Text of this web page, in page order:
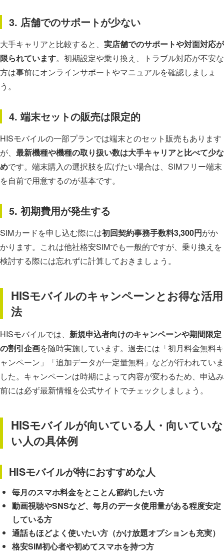
3. 店舗でのサポートが少ない
大手キャリアと比較すると、 実店舗でのサポートや対面対応が
限られています。初期設定や乗り換え、トラブル対応が不安な
方は事前にオンラインサポートやマニュアルを確認しましょ
う。
4. 端末セットの販売は限定的
HISモバイルの一部プランでは端末とのセット販売もあります
が、 最新機種や機種の取り扱い数は大手キャリアと比べて少な
めです。端末購入の選択肢を広げたい場合は、SIMフリー端末
を自前で用意するのが基本です。
5. 初期費用が発生する
SIMカードを申し込む際には初回契約事務手数料3,300円がか
かります。これは他社格安SIMでも一般的ですが、乗り換えを
検討する際には忘れずに計算しておきましょう。
HISモバイルのキャンペーンとお得な活用
法
HISモバイルでは、 新規申込者向けのキャンペーンや期間限定
の割引企画を随時実施しています。過去には「初月料金無料キ
ャンペーン」「追加データが一定量無料」などが行われていま
した。キャンペーンは時期によって内容が変わるため、申込み
前には必ず最新情報を公式サイトでチェックしましょう。
HISモバイルが向いている人・向いていな
い人の具体例
HISモバイルが特におすすめな人
毎月のスマホ料金をとことん節約したい方
動画視聴やSNSなど、毎月のデータ使用量がある程度安定
している方
通話もほどよく使いたい方（かけ放題オプションも充実）
格安SIM初心者や初めてスマホを持つ方